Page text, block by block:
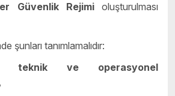
Güvenlik Rejimioluşturulması
şunları tanımlamalıdır:
teknik ve operasyonel
,